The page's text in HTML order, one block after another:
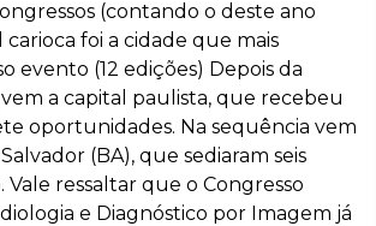
(contando o deste ano
carioca foi a cidade que mais
evento (12 edições) Depois da
a capital paulista, que recebeu
oportunidades. Na sequência vem
(BA), que sediaram seis
Vale ressaltar que o Congresso
e Diagnóstico por Imagem já